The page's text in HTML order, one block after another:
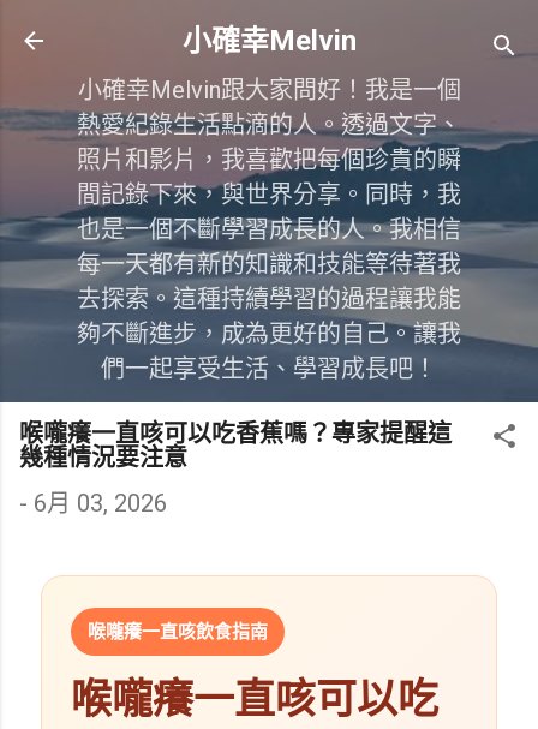
跳到主要內容
小確幸Melvin
小確幸Melvin跟大家問好！我是一個
熱愛紀錄生活點滴的人。透過文字、
照片和影片，我喜歡把每個珍貴的瞬
間記錄下來，與世界分享。同時，我
也是一個不斷學習成長的人。我相信
每一天都有新的知識和技能等待著我
去探索。這種持續學習的過程讓我能
夠不斷進步，成為更好的自己。讓我
們一起享受生活、學習成長吧！
喉嚨癢一直咳可以吃香蕉嗎？專家提醒這
幾種情況要注意
- 6月 03, 2026
喉嚨癢一直咳飲食指南
喉嚨癢一直咳可以吃